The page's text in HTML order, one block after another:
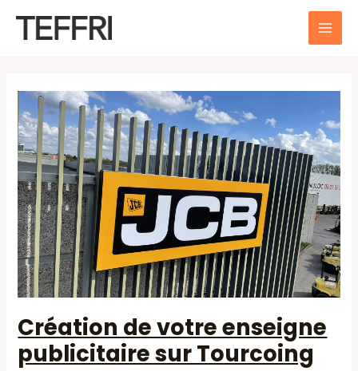
Création de votre enseigne
publicitaire sur Tourcoing